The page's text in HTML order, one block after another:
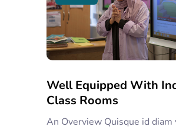
Well Equipped With
Class Rooms
An Overview Quisque id diam